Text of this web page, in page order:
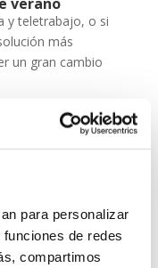
para personalizar
de redes
compartimos
y teletrabajo, o si
más
un gran cambio
esencial de
de telefonía
, os invitamos a